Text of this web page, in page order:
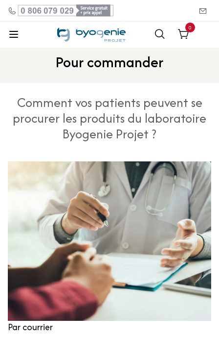
0
Pour commander
Comment vos patients peuvent se
procurer les produits du laboratoire
Byogenie Projet ?
Par courrier